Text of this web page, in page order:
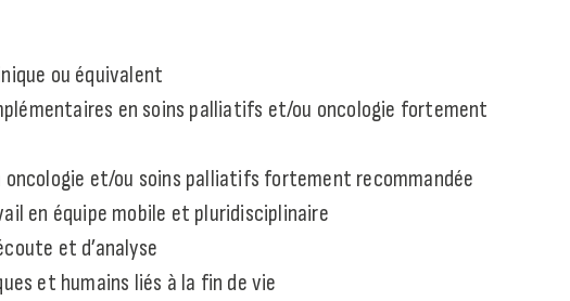
ou équivalent
en soins palliatifs et/ou oncologie fortement
et/ou soins palliatifs fortement recommandée
en équipe mobile et pluridisciplinaire
et d’analyse
et humains liés à la fin de vie